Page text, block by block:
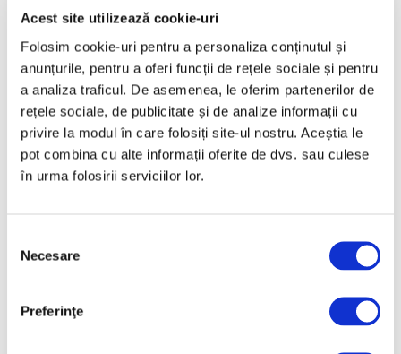
Acest site utilizează cookie-uri
Folosim cookie-uri pentru a personaliza conținutul și
anunțurile, pentru a oferi funcții de rețele sociale și pentru
a analiza traficul. De asemenea, le oferim partenerilor de
rețele sociale, de publicitate și de analize informații cu
privire la modul în care folosiți site-ul nostru. Aceștia le
pot combina cu alte informații oferite de dvs. sau culese
în urma folosirii serviciilor lor.
consimțământului
Necesare
Preferinţe
Martie 2025
Februarie 2025
Ianuarie 2025
Decembrie 2024
Noiembrie 2024
Octombrie 2024
Iulie 2024
Mai 2024